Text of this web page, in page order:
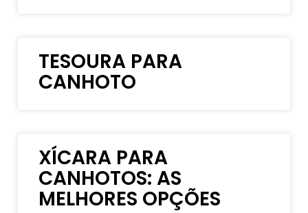
TESOURA PARA
CANHOTO
XÍCARA PARA
CANHOTOS: AS
MELHORES OPÇÕES